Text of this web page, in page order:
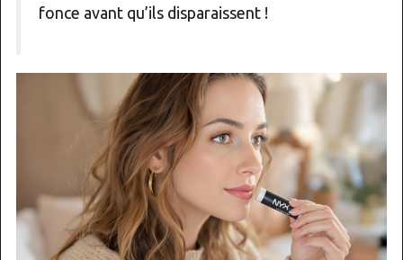
fonce avant qu’ils disparaissent !